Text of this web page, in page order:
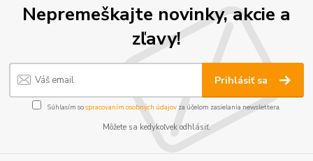
Nepremeškajte novinky, akcie a
zľavy!
Prihlásiť sa
Súhlasím sospracovaním osobných údajov za účelom zasielania newslettera.
Môžete sa kedykoľvek odhlásiť.